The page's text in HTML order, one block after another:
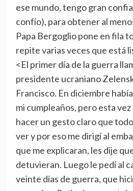
ese mundo, tengo gran
confío), para obtener al
Papa Bergoglio pone en fila
repite varias veces que está
<El primer día de la guerra
presidente ucraniano
Francisco. En diciembre
mi cumpleaños, pero esta
hacer un gesto claro que
ver y por eso me dirigí al
que me explicaran, les dije
detuvieran. Luego le pedí al
veinte días de guerra, que